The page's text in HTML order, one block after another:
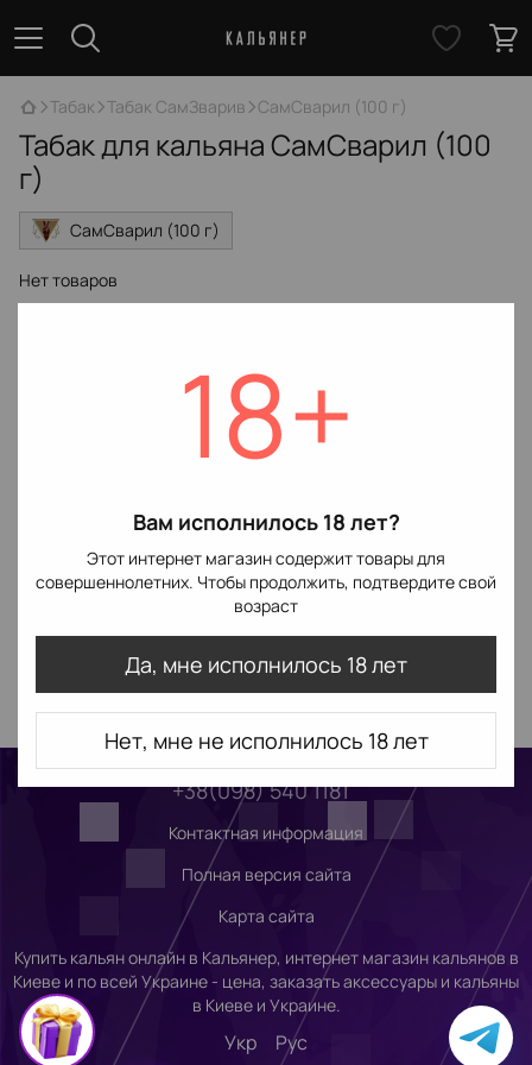
18+
Вам исполнилось 18 лет?
Этот интернет магазин содержит товары для
совершеннолетних. Чтобы продолжить, подтвердите свой
возраст
Да, мне исполнилось 18 лет
Нет, мне не исполнилось 18 лет
Табак Табак СамЗварив СамСварил (100 г)
Табак для кальяна СамСварил (100
г)
СамСварил (100 г)
Нет товаров
+38(098) 540 1181
Контактная информация
Полная версия сайта
Карта сайта
Купить кальян онлайн в Кальянер, интернет магазин кальянов в
Киеве и по всей Украине - цена, заказать аксессуары и кальяны
в Киеве и Украине.
Укр Рус